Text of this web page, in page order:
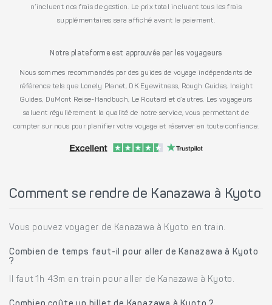
n’incluent nos frais de gestion. Le prix total incluant tous les frais
supplémentaires sera affiché avant le paiement.
Notre plateforme est approuvée par les voyageurs
Nous sommes recommandés par des guides de voyage indépendants de
référence tels que Lonely Planet, DK Eyewitness, Rough Guides, Insight
Guides, DuMont Reise-Handbuch, Le Routard et d’autres. Les voyageurs
saluent régulièrement la qualité de notre service, vous permettant de
compter sur nous pour planifier votre voyage et réserver en toute confiance.
Comment se rendre de Kanazawa à Kyoto
Vous pouvez voyager de Kanazawa à Kyoto en train.
Combien de temps faut-il pour aller de Kanazawa à Kyoto
?
Il faut 1h 43m en train pour aller de Kanazawa à Kyoto.